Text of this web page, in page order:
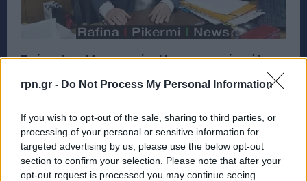
rpn.gr - Do Not Process My Personal Information
If you wish to opt-out of the sale, sharing to third parties, or
processing of your personal or sensitive information for
targeted advertising by us, please use the below opt-out
section to confirm your selection. Please note that after your
opt-out request is processed you may continue seeing
Ευάγγελος Μπουρνούς: Η εμπιστοσύνη όλων
αναγνώριση του μεγάλου έργου μας
ΡΑΦΗΝΑ - ΠΙΚΕΡΜΙ 26 Ιουλίου, 2023
Ενωτικός και έτοιμος να διεκδικήσει την επανεκλογή
της παράταξής του στη Διοίκηση του Δήμου Ραφήνας
Πικερμίου εμφανίζεται ο Δήμαρχος...